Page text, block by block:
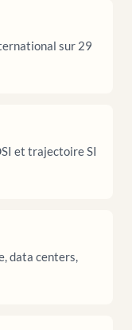
sur 29
et trajectoire SI
data centers,